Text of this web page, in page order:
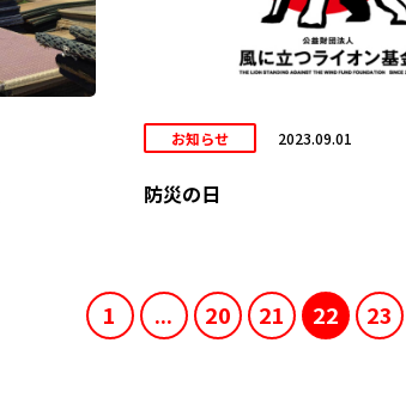
お知らせ 2023.09.01
防災の日
1 ... 20 21 22 23